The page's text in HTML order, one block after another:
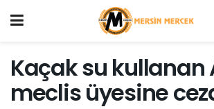
Kaçak su kullanan
meclis üyesine